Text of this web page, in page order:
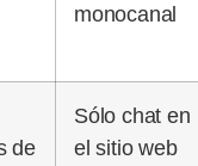
monocanal
de
Sólo chat en
el sitio web